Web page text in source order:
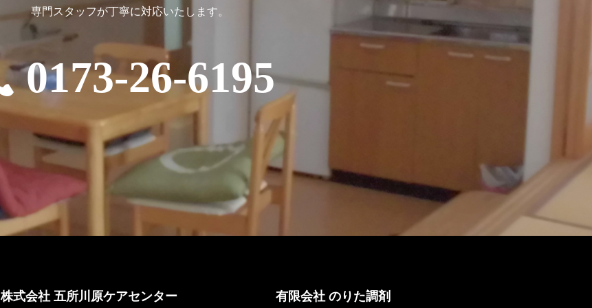
専門スタッフが丁寧に対応いたします。
0173-26-6195
株式会社 五所川原ケアセンター 有限会社 のりた調剤